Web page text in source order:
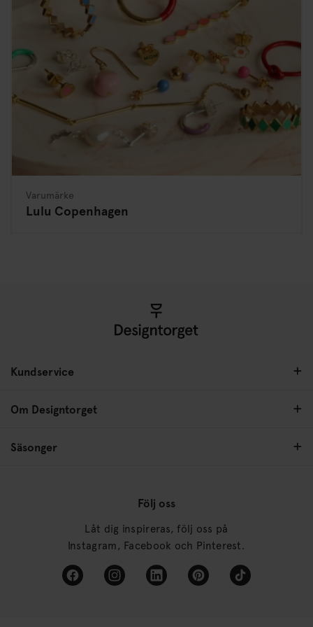
Varumärke
Lulu Copenhagen
Kundservice
Om Designtorget
Säsonger
Följ oss
Låt dig inspireras, följ oss på
Instagram, Facebook och Pinterest.